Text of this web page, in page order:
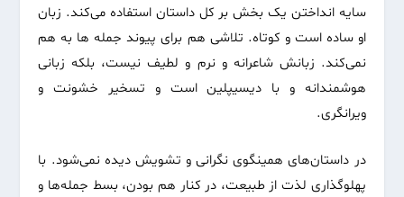
سایه انداختن یک بخش بر کل داستان استفاده می‌کند. زبان
او ساده است و کوتاه. تلاشی هم برای پیوند جمله ها به هم
نمی‌کند. زبانش شاعرانه و نرم و لطیف نیست، بلکه زبانی
هوشمندانه و با دیسیپلین است و تسخیر خشونت و
ویرانگری.
در داستان‌های همینگوی نگرانی و تشویش دیده نمی‌شود. با
پهلوگذاری لذت از طبیعت، در کنار هم بودن، بسط جمله‌ها و